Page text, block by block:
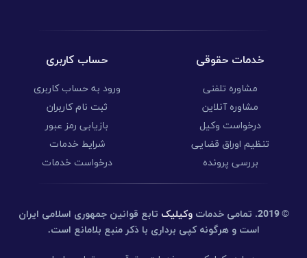
خدمات حقوقی
مشاوره تلفنی
مشاوره آنلاین
درخواست وکیل
تنظیم اوراق قضایی
بررسی پرونده
حساب کاربری
ورود به حساب کاربری
ثبت نام کاربران
بازیابی رمز عبور
شرایط خدمات
درخواست خدمات
© 2019. تمامی خدماتوکیلیک تابع قوانین جمهوری اسلامی ایران
است و هرگونه کپی برداری با ذکر منبع بلامانع است.